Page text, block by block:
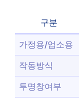
구분
가정용/업소용
작동방식
투명창여부